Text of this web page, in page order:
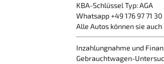
KBA-Schlüssel Typ: AGA
Whatsapp +49 176 97 71 30
Alle Autos können sie
Inzahlungnahme und
Gebrauchtwagen-